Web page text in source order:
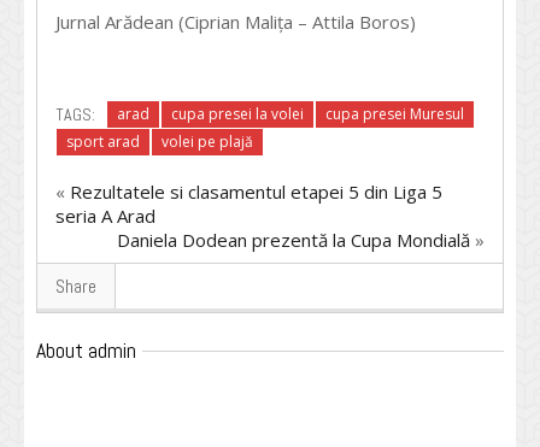
Jurnal Arădean (Ciprian Malița – Attila Boros)
TAGS: arad cupa presei la volei
cupa presei Muresul
sport arad
volei pe plajă
« Rezultatele si clasamentul etapei 5 din Liga 5
seria A Arad
Daniela Dodean prezentă la Cupa Mondială »
Share
About admin